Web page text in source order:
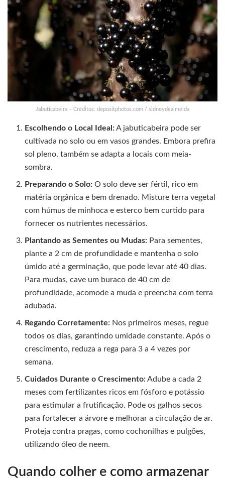
Jabuticabeira – Créditos: depositphotos.com / sidneydealmeida
Escolhendo o Local Ideal:A jabuticabeira pode ser
cultivada no solo ou em vasos grandes. Embora prefira
sol pleno, também se adapta a locais com meia-
sombra.
Preparando o Solo: O solo deve ser fértil, rico em
matéria orgânica e bem drenado. Misture terra vegetal
com húmus de minhoca e esterco bem curtido para
fornecer os nutrientes necessários.
Plantando as Sementes ou Mudas: Para sementes,
plante a 2 cm de profundidade e mantenha o solo
úmido até a germinação, que pode levar até 40 dias.
Para mudas, cave um buraco de 40 cm de
profundidade, acomode a muda e preencha com terra
adubada.
Regando Corretamente: Nos primeiros meses, regue
todos os dias, garantindo umidade constante. Após o
crescimento, reduza a rega para 3 a 4 vezes por
semana.
Cuidados Durante o Crescimento:Adube a cada 2
meses com fertilizantes ricos em fósforo e potássio
para estimular a frutificação. Pode os galhos secos
para fortalecer a árvore e melhorar a circulação de ar.
Proteja contra pragas, como cochonilhas e pulgões,
utilizando óleo de neem.
Quando colher e como armazenar